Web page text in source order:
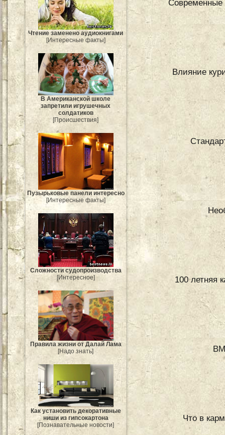
Чтение заменено аудиокнигами
[Интересные факты]
В Американской школе
запретили игрушечных
солдатиков
[Происшествия]
Пузырьковые панели интересно
[Интересные факты]
Сложности судопроизводства
[Интересное]
Правила жизни от Далай Лама
[Надо знать]
Как установить декоративные
ниши из гипсокартона
[Познавательные новости]
Влияние
100 летняя
Что в